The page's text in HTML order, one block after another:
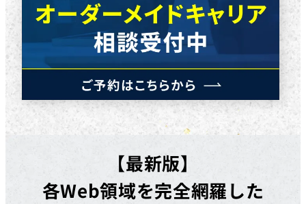
円
【最新版】
各Web領域を完全網羅した